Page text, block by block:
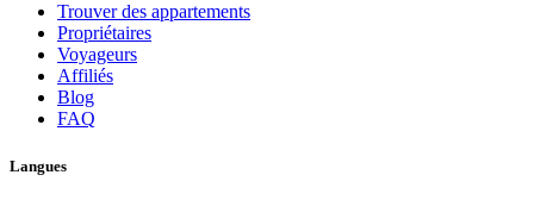
Trouver des appartements
Propriétaires
Voyageurs
Affiliés
Blog
FAQ
Langues